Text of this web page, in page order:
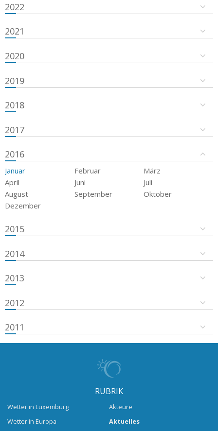
2022
2021
2020
2019
2018
2017
2016
Januar Februar
März
April
Juni
Juli
August
September
Oktober
Dezember
2015
2014
2013
2012
2011
RUBRIK
Wetter in Luxemburg
Wetter in Europa
Akteure
Aktuelles